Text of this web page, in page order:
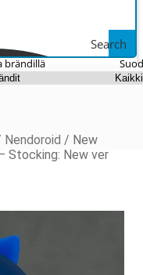
Search
brändillä
Nendoroid / New
Stocking: New ver